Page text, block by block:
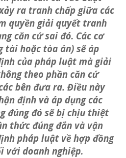
ra tranh chấp giữa các
quyền giải quyết tranh
căn cứ sai đó. Các cơ
tài hoặc tòa án) sẽ áp
của pháp luật mà giải
theo phần căn cứ
bên đưa ra. Điều này
định và áp dụng các
đúng đó sẽ bị chịu thiệt
thức đúng đắn và vận
pháp luật về hợp đồng
với doanh nghiệp.